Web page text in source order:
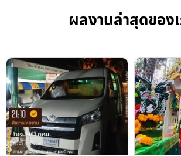
ผลงานล่าสุดของ